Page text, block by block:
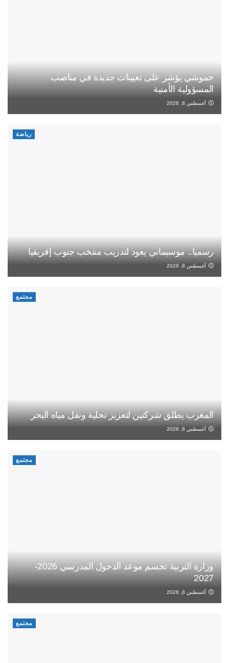
حموشي يؤشر على تعيينات جديدة في مناصب
المسؤولية الأمنية
أغسطس 8, 2026
رياضة
رسميا.. موسيماني يعود لتدريب منتخب جنوب إفريقيا
أغسطس 8, 2026
مجتمع
المغرب يطلق شركتين لتعزيز تحلية ونقل مياه البحر
أغسطس 8, 2026
مجتمع
وزارة التربية تحسم موعد الدخول المدرسي 2026-
2027
أغسطس 8, 2026
مجتمع